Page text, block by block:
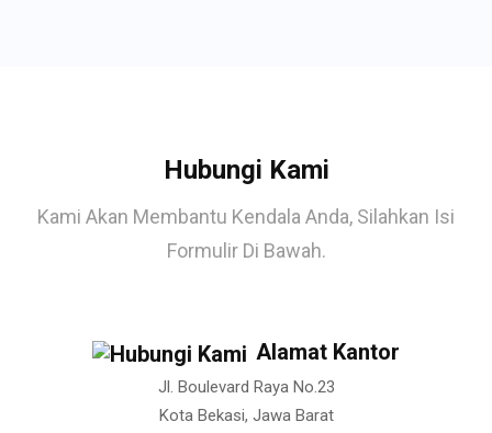
Hubungi Kami
Kami Akan Membantu Kendala Anda, Silahkan Isi
Formulir Di Bawah.
Alamat Kantor
Jl. Boulevard Raya No.23
Kota Bekasi, Jawa Barat